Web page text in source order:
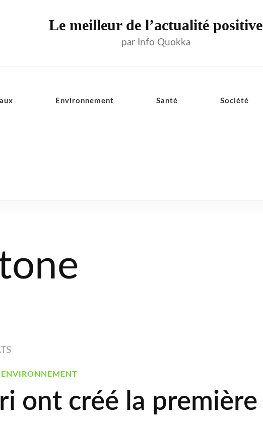
Le meilleur de l’actualité positive
par Info Quokka
Environnement Santé Société
ENVIRONNEMENT
ont créé la première